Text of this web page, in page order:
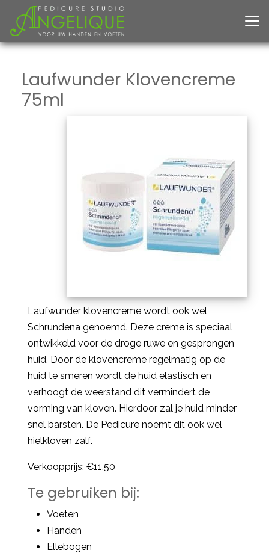
Laufwunder Klovencreme
75ml
Laufwunder klovencreme wordt ook wel
Schrundena genoemd. Deze creme is speciaal
ontwikkeld voor de droge ruwe en gesprongen
huid. Door de klovencreme regelmatig op de
huid te smeren wordt de huid elastisch en
verhoogt de weerstand dit vermindert de
vorming van kloven. Hierdoor zal je huid minder
snel barsten. De Pedicure noemt dit ook wel
hielkloven zalf.
Verkoopprijs: €11,50
Te gebruiken bij:
Voeten
Handen
Ellebogen